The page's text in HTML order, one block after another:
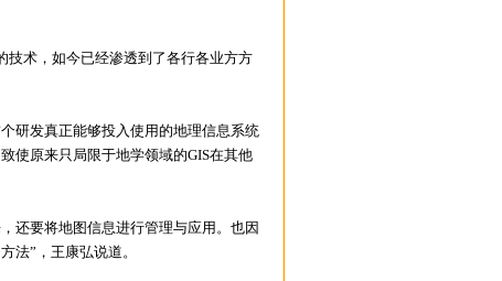
术，如今已经渗透到了各行各业方方
研发真正能够投入使用的地理信息系统
使原来只局限于地学领域的GIS在其他
要将地图信息进行管理与应用。也因
法”，王康弘说道。